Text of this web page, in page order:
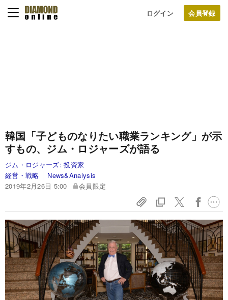
ログイン
韓国「子どものなりたい職業ランキング」が示
すもの、ジム・ロジャーズが語る
ジム・ロジャーズ:投資家
経営・戦略
News&Analysis
2019年2月26日 5:00
会員限定